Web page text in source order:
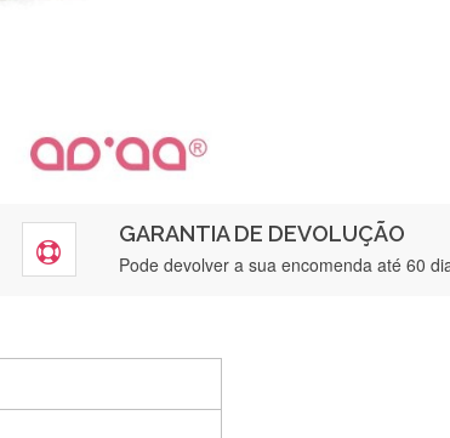
GARANTIA DE DEVOLUÇÃO
Pode devolver a sua encomenda até 60
direitinha. Rapidez e segurança. Volto a
Gostei ,Serviço bastante rápido. recomendo